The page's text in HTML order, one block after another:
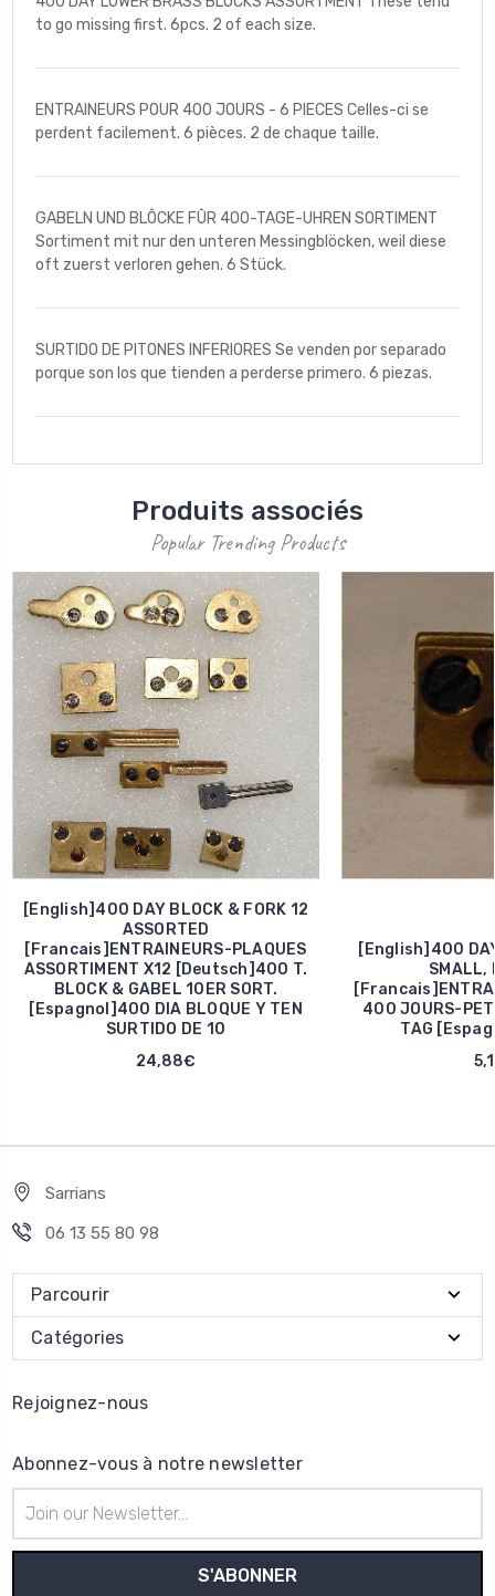
to go missing first. 6pcs. 2 of each size.
ENTRAINEURS POUR 400 JOURS - 6 PIECES Celles-ci se
perdent facilement. 6 pièces. 2 de chaque taille.
GABELN UND BLÔCKE FÛR 400-TAGE-UHREN SORTIMENT
Sortiment mit nur den unteren Messingblöcken, weil diese
oft zuerst verloren gehen. 6 Stück.
SURTIDO DE PITONES INFERIORES Se venden por separado
porque son los que tienden a perderse primero. 6 piezas.
Produits associés
Popular Trending Products
[English]400 DAY BLOCK & FORK 12
ASSORTED
[Francais]ENTRAINEURS-PLAQUES
ASSORTIMENT X12 [Deutsch]400 T.
BLOCK & GABEL 10ER SORT.
[Espagnol]400 DIA BLOQUE Y TEN
SURTIDO DE 10
24,88€
[English]400
SMALL,
400 JOURS-
TAG
Sarrians
06 13 55 80 98
Parcourir
Catégories
Rejoignez-nous
Abonnez-vous à notre newsletter
e-
mail